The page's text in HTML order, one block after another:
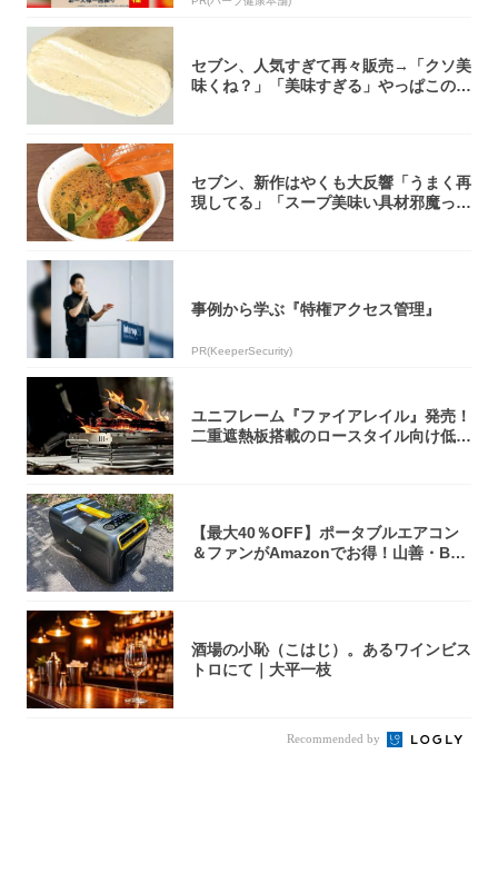
セブン、人気すぎて再々販売→「クソ美
味くね？」「美味すぎる」やっぱこのク
セブン、新作はやくも大反響「うまく再
現してる」「スープ美味い具材邪魔って
事例から学ぶ『特権アクセス管理』
PR(KeeperSecurity)
ユニフレーム『ファイアレイル』発売！
二重遮熱板搭載のロースタイル向け低型
【最大40％OFF】ポータブルエアコン
＆ファンがAmazonでお得！山善・Bo
酒場の小恥（こはじ）。あるワインビス
トロにて｜大平一枝
Recommended by